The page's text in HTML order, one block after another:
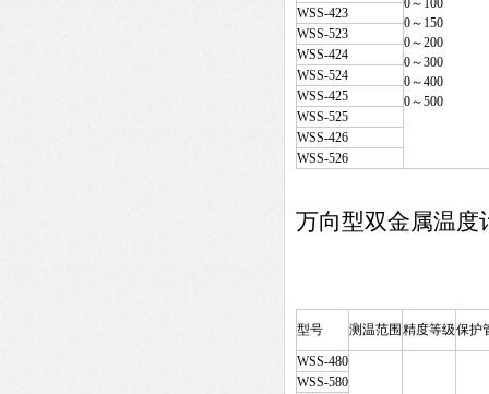
0～100
0～150
0～200
0～300
0～400
0～500
WSS-423
WSS-523
WSS-424
WSS-524
WSS-425
WSS-525
WSS-426
WSS-526
万向型双金属温度
型号 测温范围 精度等级保护
WSS-480
WSS-580